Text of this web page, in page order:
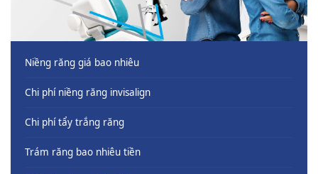
Niềng răng giá bao nhiêu
Chi phí niềng răng invisalign
Chi phí tẩy trắng răng
Trám răng bao nhiêu tiền